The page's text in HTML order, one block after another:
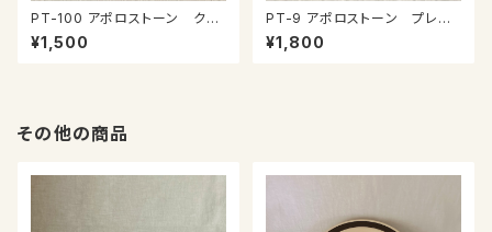
PT-100 アポロストーン クリ
ーマー
¥1,500
PT-9 アポロストーン プレー
ト
¥1,800
その他の商品